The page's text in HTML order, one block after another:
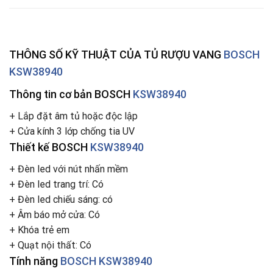
THÔNG SỐ KỸ THUẬT CỦA TỦ RƯỢU VANG BOSCH
KSW38940
Thông tin cơ bản BOSCH KSW38940
+ Lắp đặt âm tủ hoặc độc lập
+ Cửa kính 3 lớp chống tia UV
Thiết kế BOSCH KSW38940
+ Đèn led với nút nhấn mềm
+ Đèn led trang trí: Có
+ Đèn led chiếu sáng: có
+ Âm báo mở cửa: Có
+ Khóa trẻ em
+ Quạt nội thất: Có
Tính năng BOSCH KSW38940